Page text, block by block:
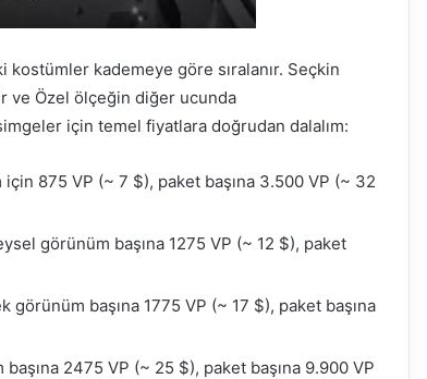
kademeye göre sıralanır. Seçkin
ve Özel ölçeğin diğer ucunda
için temel fiyatlara doğrudan dalalım:
875 VP (~ 7 $), paket başına 3.500 VP (~ 32
görünüm başına 1275 VP (~ 12 $), paket
görünüm başına 1775 VP (~ 17 $), paket başına
2475 VP (~ 25 $), paket başına 9.900 VP